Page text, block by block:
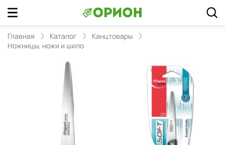
Главная Каталог
Канцтовары
Ножницы, ножи и шило